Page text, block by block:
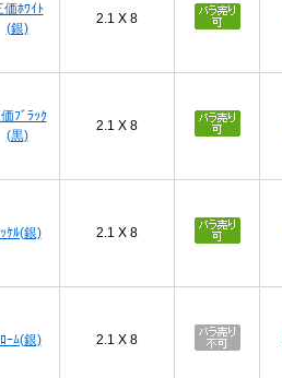
価ﾎﾜｲﾄ
(銀)
2.1 X 8
ﾌﾞﾗｯｸ
(黒)
2.1 X 8
ｹﾙ(銀) 2.1 X 8
ｰﾑ(銀) 2.1 X 8